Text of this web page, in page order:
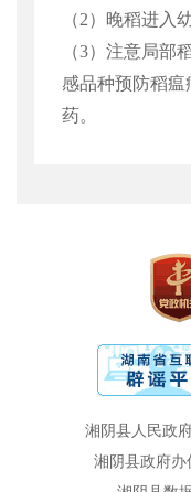
（2）晚稻进入
（3）注意局部
感品种预防稻瘟
药。
湘阴县人民政
湘阴县政府办